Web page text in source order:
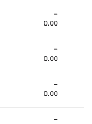
-
0.00
-
0.00
-
0.00
-